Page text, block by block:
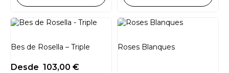
Bes de Rosella – Triple
Desde 103,00 €
Roses Blanques